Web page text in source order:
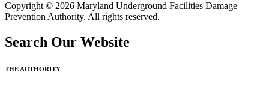
Copyright © 2026 Maryland Underground Facilities Damage
Prevention Authority. All rights reserved.
Search Our Website
THE AUTHORITY